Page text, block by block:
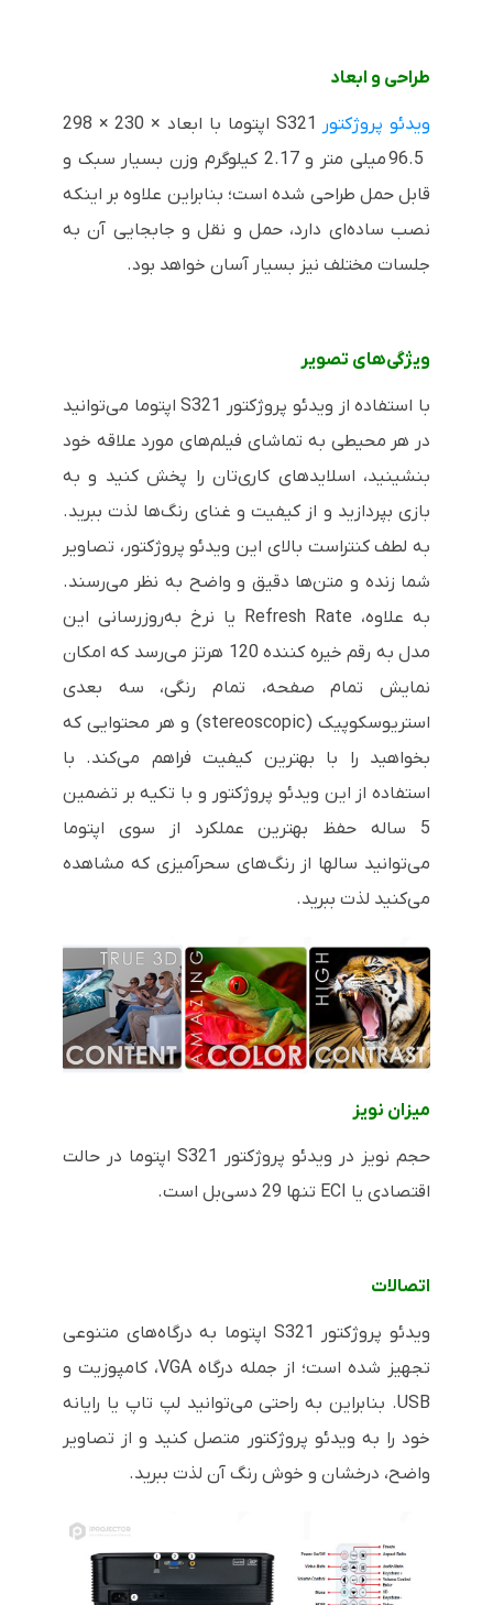
طراحی و ابعاد
ویدئو پروژکتور S321 اپتوما با ابعاد 298 × 230 ×
96.5
میلی متر و 2.17 کیلوگرم وزن بسیار سبک و
قابل حمل طراحی شده است؛ بنابراین علاوه بر اینکه
نصب ساده‌ای دارد، حمل و نقل و جابجایی آن به
جلسات مختلف نیز بسیار آسان خواهد بود.
ویژگی‌های تصویر
با استفاده از ویدئو پروژکتور S321اپتوما می‌توانید
در هر محیطی به تماشای فیلم‌های مورد علاقه خود
بنشینید، اسلایدهای کاری‌تان را پخش کنید و به
بازی بپردازید و از کیفیت و غنای رنگ‌ها لذت ببرید.
به لطف کنتراست بالای این ویدئو پروژکتور، تصاویر
شما زنده و متن‌ها دقیق و واضح به نظر می‌رسند.
به علاوه، Refresh Rate یا نرخ به‌روزرسانی این
مدل به رقم خیره کننده 120 هرتز می‌رسد که امکان
نمایش تمام صفحه، تمام رنگی، سه بعدی
استریوسکوپیک (stereoscopic) و هر محتوایی که
بخواهید را با بهترین کیفیت فراهم می‌کند. با
استفاده از این ویدئو پروژکتور و با تکیه بر تضمین
5 ساله حفظ بهترین عملکرد از سوی اپتوما
می‌توانید سالها از رنگ‌های سحرآمیزی که مشاهده
می‌کنید لذت ببرید.
میزان نویز
حجم نویز در ویدئو پروژکتور S321 اپتوما در حالت
اقتصادی یا ECI تنها 29 دسی‌بل است.
اتصالات
ویدئو پروژکتور S321 اپتوما به درگاه‌های متنوعی
تجهیز شده است؛ از جمله درگاهVGA، کامپوزیت و
USB. بنابراین به راحتی می‌توانید لپ تاپ یا رایانه
خود را به ویدئو پروژکتور متصل کنید و از تصاویر
واضح، درخشان و خوش رنگ آن لذت ببرید.